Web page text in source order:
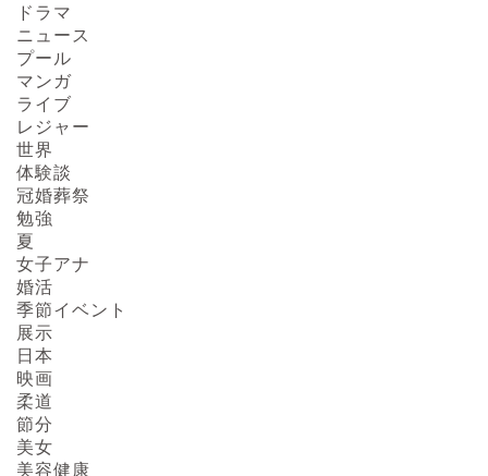
ドラマ
ニュース
プール
マンガ
ライブ
レジャー
世界
体験談
冠婚葬祭
勉強
夏
女子アナ
婚活
季節イベント
展示
日本
映画
柔道
節分
美女
美容健康